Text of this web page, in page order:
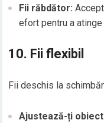
Fii răbdător:
efort pentru a
10. Fii flexibil
Fii deschis la
Ajustează-ți